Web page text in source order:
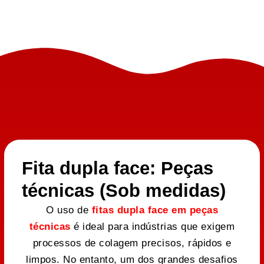
Fita dupla face: Peças
técnicas (Sob medidas)
O uso de fitas dupla face em peças
técnicas é ideal para indústrias que exigem
processos de colagem precisos, rápidos e
limpos. No entanto, um dos grandes desafios